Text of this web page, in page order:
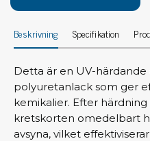
Beskrivning Specifikation
Detta är en UV-
polyuretanlack som ger
kemikalier. Efter
kretskorten omedelbart
avsyna, vilket